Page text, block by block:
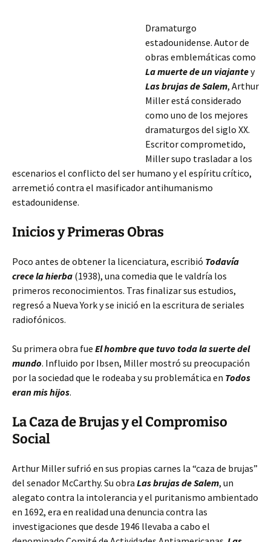
Dramaturgo
estadounidense. Autor de
obras emblemáticas como
La muerte de un viajantey
Las brujas de Salem, Arthur
Miller está considerado
como uno de los mejores
dramaturgos del siglo XX.
Escritor comprometido,
Miller supo trasladar a los
escenarios el conflicto del ser humano y el espíritu crítico,
arremetió contra el masificador antihumanismo
estadounidense.
Inicios y Primeras Obras
Poco antes de obtener la licenciatura, escribió Todavía
crece la hierba (1938), una comedia que le valdría los
primeros reconocimientos. Tras finalizar sus estudios,
regresó a Nueva York y se inició en la escritura de seriales
radiofónicos.
Su primera obra fue El hombre que tuvo toda la suerte del
mundo. Influido por Ibsen, Miller mostró su preocupación
por la sociedad que le rodeaba y su problemática en Todos
eran mis hijos.
La Caza de Brujas y el Compromiso
Social
Arthur Miller sufrió en sus propias carnes la “caza de brujas”
del senador McCarthy. Su obra Las brujas de Salem, un
alegato contra la intolerancia y el puritanismo ambientado
en 1692, era en realidad una denuncia contra las
investigaciones que desde 1946 llevaba a cabo el